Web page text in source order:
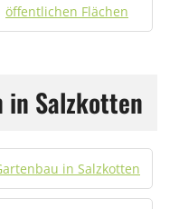
öffentlichen Flächen
in Salzkotten
in Salzkotten